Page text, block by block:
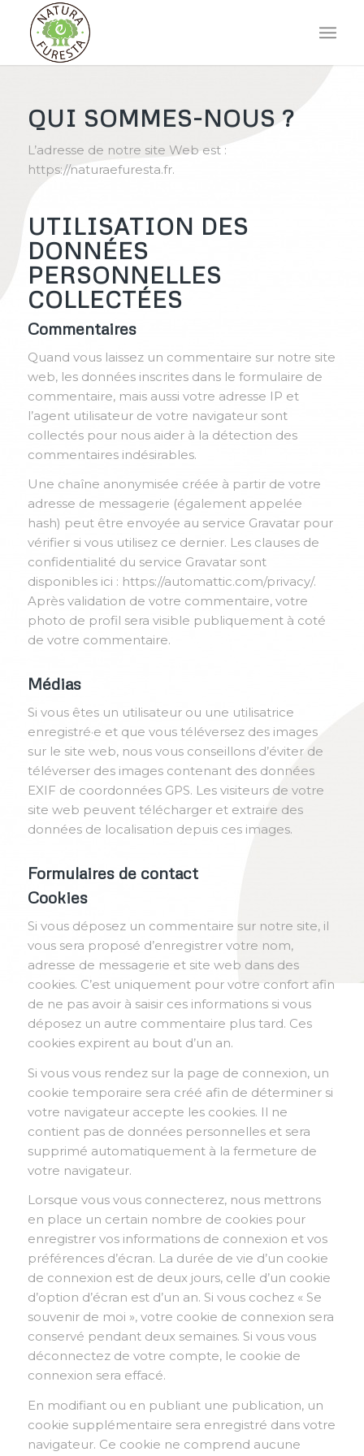
QUI SOMMES-NOUS ?
L’adresse de notre site Web est :
https://naturaefuresta.fr.
UTILISATION DES
DONNÉES
PERSONNELLES
COLLECTÉES
Commentaires
Quand vous laissez un commentaire sur notre site
web, les données inscrites dans le formulaire de
commentaire, mais aussi votre adresse IP et
l’agent utilisateur de votre navigateur sont
collectés pour nous aider à la détection des
commentaires indésirables.
Une chaîne anonymisée créée à partir de votre
adresse de messagerie (également appelée
hash) peut être envoyée au service Gravatar pour
vérifier si vous utilisez ce dernier. Les clauses de
confidentialité du service Gravatar sont
disponibles ici : https://automattic.com/privacy/.
Après validation de votre commentaire, votre
photo de profil sera visible publiquement à coté
de votre commentaire.
Médias
Si vous êtes un utilisateur ou une utilisatrice
enregistré·e et que vous téléversez des images
sur le site web, nous vous conseillons d’éviter de
téléverser des images contenant des données
EXIF de coordonnées GPS. Les visiteurs de votre
site web peuvent télécharger et extraire des
données de localisation depuis ces images.
Formulaires de contact
Cookies
Si vous déposez un commentaire sur notre site, il
vous sera proposé d’enregistrer votre nom,
adresse de messagerie et site web dans des
cookies. C’est uniquement pour votre confort afin
de ne pas avoir à saisir ces informations si vous
déposez un autre commentaire plus tard. Ces
cookies expirent au bout d’un an.
Si vous vous rendez sur la page de connexion, un
cookie temporaire sera créé afin de déterminer si
votre navigateur accepte les cookies. Il ne
contient pas de données personnelles et sera
supprimé automatiquement à la fermeture de
votre navigateur.
Lorsque vous vous connecterez, nous mettrons
en place un certain nombre de cookies pour
enregistrer vos informations de connexion et vos
préférences d’écran. La durée de vie d’un cookie
de connexion est de deux jours, celle d’un cookie
d’option d’écran est d’un an. Si vous cochez « Se
souvenir de moi », votre cookie de connexion sera
conservé pendant deux semaines. Si vous vous
déconnectez de votre compte, le cookie de
connexion sera effacé.
En modifiant ou en publiant une publication, un
cookie supplémentaire sera enregistré dans votre
navigateur. Ce cookie ne comprend aucune